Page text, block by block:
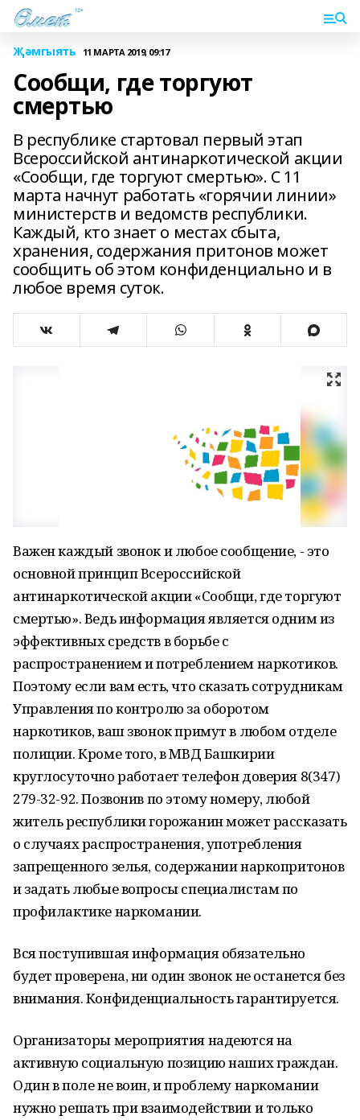
Җәмгыять 11 МАРТА 2019, 09:17
Сообщи, где торгуют
смертью
В республике стартовал первый этап
Всероссийской антинаркотической акции
«Сообщи, где торгуют смертью». С 11
марта начнут работать «горячии линии»
министерств и ведомств республики.
Каждый, кто знает о местах сбыта,
хранения, содержания притонов может
сообщить об этом конфиденциально и в
любое время суток.
Важен каждый звонок и любое сообщение, - это
основной принцип Всероссийской
антинаркотической акции «Сообщи, где торгуют
смертью». Ведь информация является одним из
эффективных средств в борьбе с
распространением и потреблением наркотиков.
Поэтому если вам есть, что сказать сотрудникам
Управления по контролю за оборотом
наркотиков, ваш звонок примут в любом отделе
полиции. Кроме того, в МВД Башкирии
круглосуточно работает телефон доверия 8(347)
279-32-92. Позвонив по этому номеру, любой
житель республики горожанин может рассказать
о случаях распространения, употребления
запрещенного зелья, содержании наркопритонов
и задать любые вопросы специалистам по
профилактике наркомании.
Вся поступившая информация обязательно
будет проверена, ни один звонок не останется без
внимания. Конфиденциальность гарантируется.
Организаторы мероприятия надеются на
активную социальную позицию наших граждан.
Один в поле не воин, и проблему наркомании
нужно решать при взаимодействии и только